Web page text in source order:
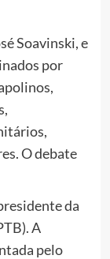
Soavinski, e
por
O debate
da
A
pelo